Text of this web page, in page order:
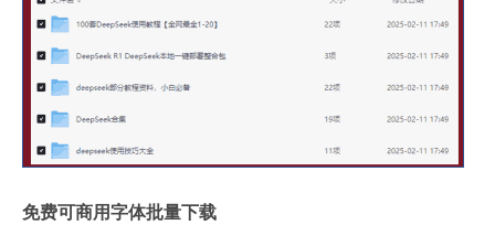
免费可商用字体批量下载